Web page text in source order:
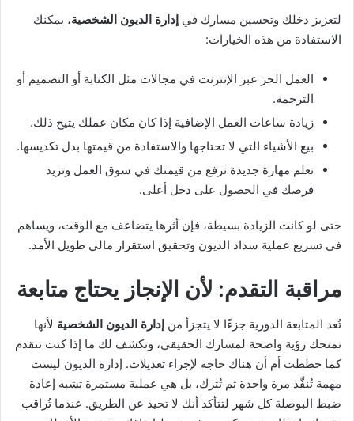
لتعزيز دخلك وتحسين مسارك في إدارة الديون الشخصية، يمكنك
الاستفادة من هذه الخيارات:
العمل الحر عبر الإنترنت في مجالات مثل الكتابة أو التصميم أو
الترجمة.
زيادة ساعات العمل الإضافية إذا كان مكان عملك يتيح ذلك.
بيع الأشياء التي لا تحتاجها والاستفادة من قيمتها بدل تكديسها.
تعلم مهارة جديدة ترفع من قيمتك في سوق العمل وتزيد
فرصك في الحصول على دخل أعلى.
حتى لو كانت الزيادة بسيطة، فإن أثرها يتضاعف مع الوقت، ويساهم
في تسريع عملية سداد الديون وتحقيق استقرار مالي طويل الأمد.
مراقبة التقدم: لأن الإنجاز يحتاج متابعة
تُعد المتابعة الدورية جزءًا لا يتجزأ من إدارة الديون الشخصية لأنها
تمنحك رؤية واضحة لمسارك الحقيقي، وتكشف لك ما إذا كنت تتقدم
كما خططت أم أن هناك حاجة لإجراء تعديلات. إدارة الديون ليست
مهمة تُنفَّذ مرة واحدة ثم تُترك، بل هي عملية مستمرة تشبه إعادة
ضبط البوصلة كل شهر لتتأكد أنك لا تحيد عن الطريق. عندما تُراقب